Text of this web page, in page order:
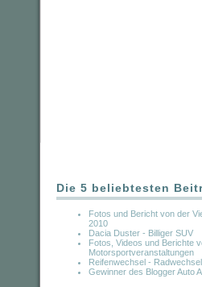
Die 5 beliebtesten
Fotos und Bericht von der
2010
Dacia Duster - Billiger SUV
Fotos, Videos und Berichte
Motorsportveranstaltungen
Reifenwechsel -
Gewinner des Blogger Auto